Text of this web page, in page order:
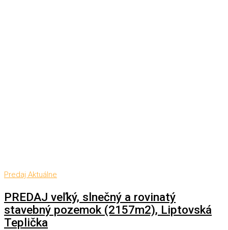
Predaj Aktuálne
PREDAJ veľký, slnečný a rovinatý
stavebný pozemok (2157m2), Liptovská
Teplička